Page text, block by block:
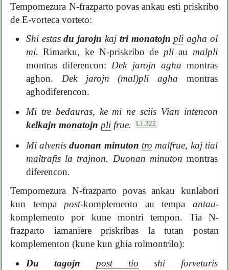
Tempomezura N-frazparto povas ankau esti priskribo
de E-vorteca vorteto:
Shi estasdu jarojn kaj tri monatojn pli agha ol
mi. Rimarku, ke N-priskribo de pliau malpli
montras diferencon: Dek jarojn agha montras
aghon. Dek jarojn (mal)pli agha montras
aghodiferencon.
Mi tre bedauras, ke mi ne sciis Vian intencon
kelkajn monatojn plifrue. L1.322
Mi alvenisduonan minuton tro malfrue, kaj tial
maltrafis la trajnon. Duonan minuton montras
diferencon.
Tempomezura N-frazparto povas ankau kunlabori
kun tempapost-komplemento au tempa antau-
komplemento por kune montri tempon. Tia N-
frazparto iamaniere priskribas la tutan postan
komplementon (kune kun ghia rolmontrilo):
Du tagojn
post tio shi forveturis